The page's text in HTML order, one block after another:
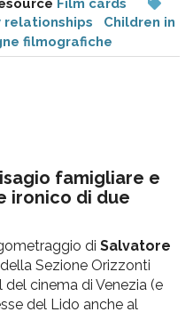
Film cards
relationships
Children in
filmografiche
famigliare e
ironico di due
di Salvatore
Sezione Orizzonti
cinema di Venezia (e
del Lido anche al